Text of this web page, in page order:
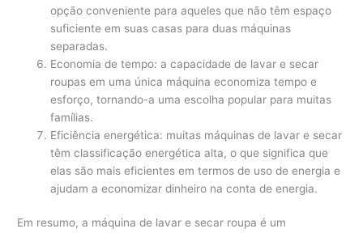
opção conveniente para aqueles que não têm espaço
suficiente em suas casas para duas máquinas
separadas.
Economia de tempo: a capacidade de lavar e secar
roupas em uma única máquina economiza tempo e
esforço, tornando-a uma escolha popular para muitas
famílias.
Eficiência energética: muitas máquinas de lavar e secar
têm classificação energética alta, o que significa que
elas são mais eficientes em termos de uso de energia e
ajudam a economizar dinheiro na conta de energia.
Em resumo, a máquina de lavar e secar roupa é um